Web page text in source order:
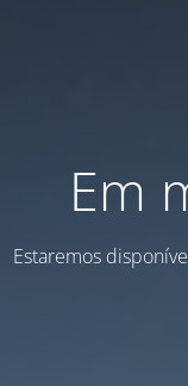
Em
Estaremos